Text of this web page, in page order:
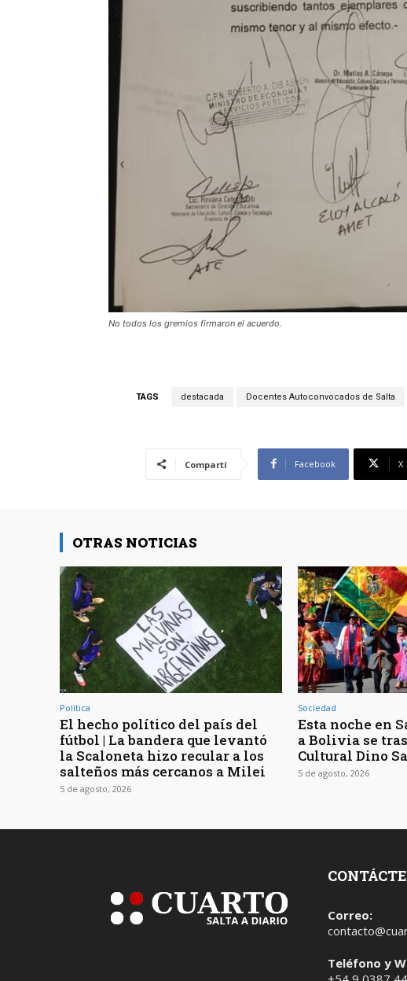
No todos los gremios firmaron el acuerdo.
TAGS destacada Docentes Autoconvocados de Salta
Compartí Facebook X
OTRAS NOTICIAS
Política
El hecho político del país del
fútbol | La bandera que levantó
la Scaloneta hizo recular a los
salteños más cercanos a Milei
5 de agosto, 2026
Sociedad
Esta noche en
a Bolivia se
Cultural Dino
5 de agosto, 2026
Correo:
Teléfono y